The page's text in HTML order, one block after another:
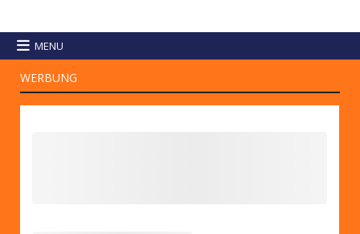
MENU
WERBUNG